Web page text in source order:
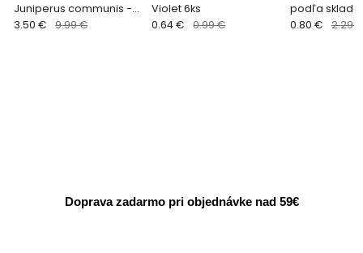
Juniperus communis -
tinktúra 50ml
3.50 € 9.99 €
Violet 6ks
0.64 € 0.99 €
podľa
dostupnosti
0.80 € 2.29 €
Doprava zadarmo pri objednávke nad 59€